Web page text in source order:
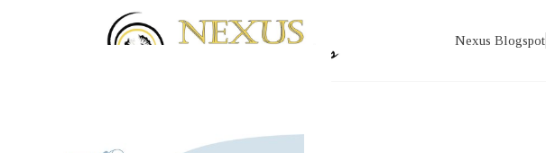
Nexus Blogspot